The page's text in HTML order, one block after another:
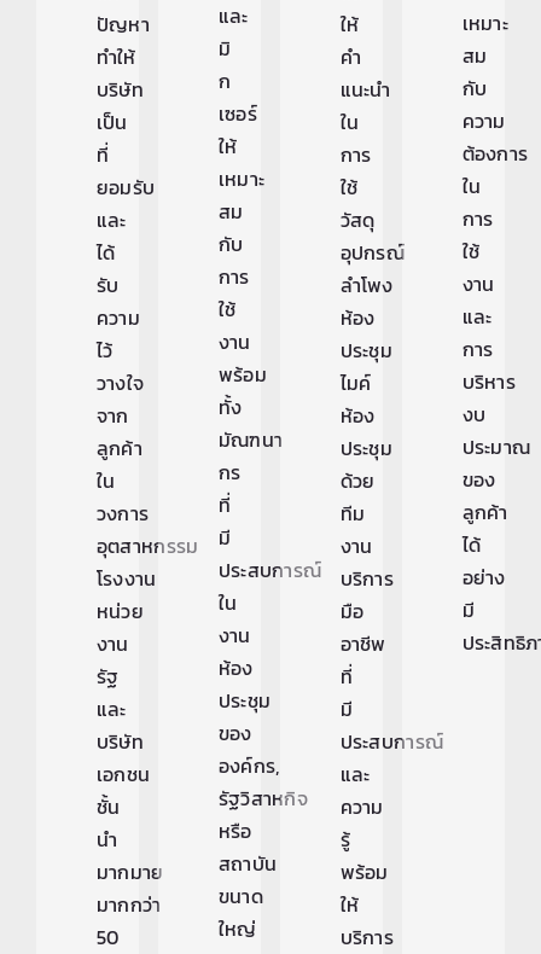
ปัญหา
ทำให้
บริษัท
เป็น
ที่
ยอมรับ
และ
ได้
รับ
ความ
ไว้
วางใจ
จาก
ลูกค้า
ใน
วงการ
อุตสาหกรรม
โรงงาน
หน่วย
งาน
รัฐ
และ
บริษัท
เอกชน
ชั้น
นำ
มากมาย
มากกว่า
50
และ
มิ
ก
เซอร์
ให้
เหมาะ
สม
กับ
การ
ใช้
งาน
พร้อม
ทั้ง
มัณฑนา
กร
ที่
มี
ประสบการณ์
ใน
งาน
ห้อง
ประชุม
ของ
องค์กร,
รัฐวิสาหกิจ
หรือ
สถาบัน
ขนาด
ใหญ่
ให้
คำ
แนะนำ
ใน
การ
ใช้
วัสดุ
อุปกรณ์
ลำโพง
ห้อง
ประชุม
ไมค์
ห้อง
ประชุม
ด้วย
ทีม
งาน
บริการ
มือ
อาชีพ
ที่
มี
ประสบการณ์
และ
ความ
รู้
พร้อม
ให้
บริการ
เหมาะ
สม
กับ
ความ
ต้องการ
ใน
การ
ใช้
งาน
และ
การ
บริหาร
งบ
ประมาณ
ของ
ลูกค้า
ได้
อย่าง
มี
ประสิทธิ